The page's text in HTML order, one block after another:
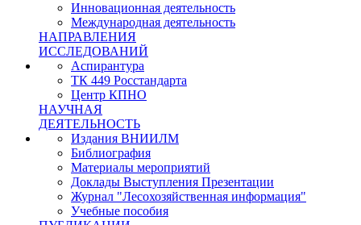
Инновационная деятельность
Международная деятельность
НАПРАВЛЕНИЯ
ИССЛЕДОВАНИЙ
Аспирантура
ТК 449 Росстандарта
Центр КПНО
НАУЧНАЯ
ДЕЯТЕЛЬНОСТЬ
Издания ВНИИЛМ
Библиография
Материалы мероприятий
Доклады Выступления Презентации
Журнал "Лесохозяйственная информация"
Учебные пособия